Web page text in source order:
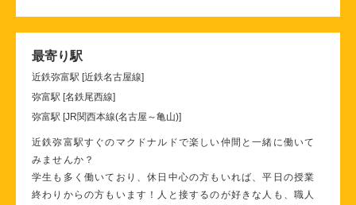
最寄り駅
近鉄弥富駅 [近鉄名古屋線]
弥富駅 [名鉄尾西線]
弥富駅 [JR関西本線(名古屋～亀山)]
近鉄弥富駅すぐのマクドナルドで楽しい仲間と一緒に働いて
みませんか？
学生も多く働いており、休日中心の方もいれば、平日の授業
終わりからの方もいます！人と接するのが好きな人も、職人